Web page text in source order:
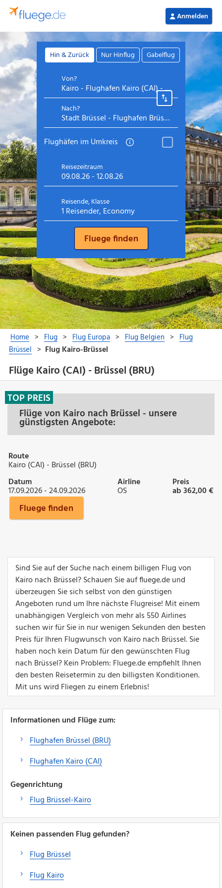
Flüge Kairo (CAI) - Brüssel (BRU)
Flüge von Kairo nach Brüssel - unsere
günstigsten Angebote:
TOP PREIS
Route
Kairo (CAI) - Brüssel (BRU)
Datum
17.09.2026 - 24.09.2026
Airline
OS
Preis
ab 362,00 €
Fluege finden
Sind Sie auf der Suche nach einem billigen Flug von
Kairo nach Brüssel? Schauen Sie auf fluege.de und
überzeugen Sie sich selbst von den günstigen
Angeboten rund um Ihre nächste Flugreise! Mit einem
unabhängigen Vergleich von mehr als 550 Airlines
suchen wir für Sie in nur wenigen Sekunden den besten
Preis für Ihren Flugwunsch von Kairo nach Brüssel. Sie
haben noch kein Datum für den gewünschten Flug
nach Brüssel? Kein Problem: Fluege.de empfiehlt Ihnen
den besten Reisetermin zu den billigsten Konditionen.
Mit uns wird Fliegen zu einem Erlebnis!
Informationen und Flüge zum:
Flughafen Brüssel (BRU)
Flughafen Kairo (CAI)
Gegenrichtung
Flug Brüssel-Kairo
Keinen passenden Flug gefunden?
Flug Brüssel
Flug Kairo